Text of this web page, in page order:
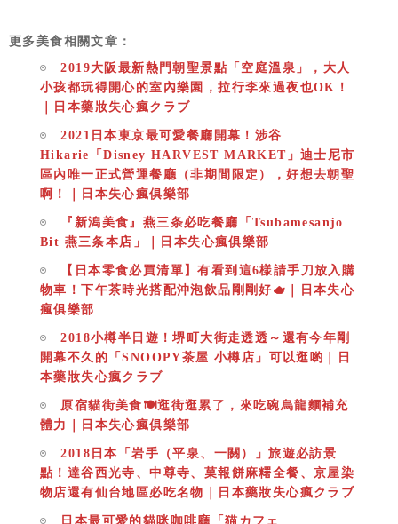
更多美食相關文章：
2019大阪最新熱門朝聖景點「空庭溫泉」，大人
小孩都玩得開心的室內樂園，拉行李來過夜也OK！
｜日本藥妝失心瘋クラブ
2021日本東京最可愛餐廳開幕！涉谷
Hikarie「Disney HARVEST MARKET」迪士尼市
區內唯一正式營運餐廳（非期間限定），好想去朝聖
啊！｜日本失心瘋俱樂部
『新潟美食』燕三条必吃餐廳「Tsubamesanjo
Bit 燕三条本店」｜日本失心瘋俱樂部
【日本零食必買清單】有看到這6樣請手刀放入購
物車！下午茶時光搭配沖泡飲品剛剛好🫖｜日本失心
瘋俱樂部
2018小樽半日遊！堺町大街走透透～還有今年剛
開幕不久的「SNOOPY茶屋 小樽店」可以逛喲｜日
本藥妝失心瘋クラブ
原宿貓街美食🍽逛街逛累了，來吃碗烏龍麵補充
體力｜日本失心瘋俱樂部
2018日本「岩手（平泉、一關）」旅遊必訪景
點！達谷西光寺、中尊寺、菓報餅麻糬全餐、京屋染
物店還有仙台地區必吃名物｜日本藥妝失心瘋クラブ
日本最可愛的貓咪咖啡廳「猫カフェ